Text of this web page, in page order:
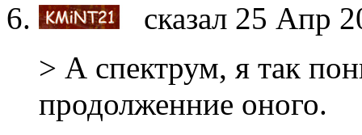
сказал 25 Апр
> А спектрум, я так
продолженние оного.